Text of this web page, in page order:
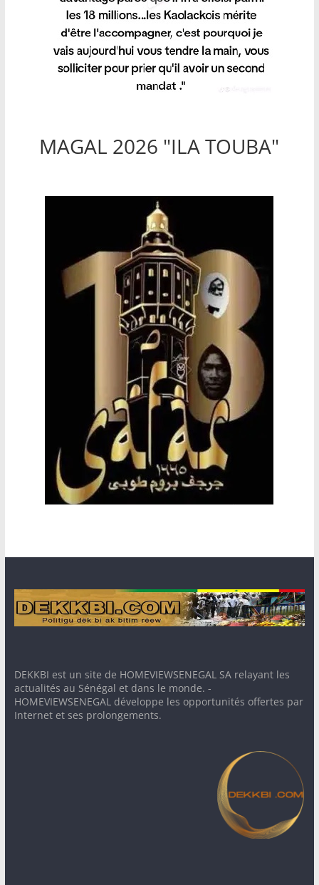
MAGAL 2026 "ILA TOUBA"
DEKKBI est un site de HOMEVIEWSENEGAL SA relayant les
actualités au Sénégal et dans le monde. -
HOMEVIEWSENEGAL développe les opportunités offertes par
Internet et ses prolongements.